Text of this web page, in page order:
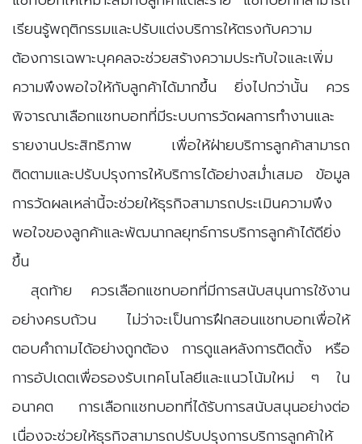
เรียนรู้พฤติกรรมและปรับแต่งบริการให้ตรงกับความ
ต้องการเฉพาะบุคคลจะช่วยสร้างความประทับใจและเพิ่ม
ความพึงพอใจให้กับลูกค้าได้มากขึ้น ยิ่งไปกว่านั้น ควร
พิจารณาเลือกแชทบอทที่มีระบบการวัดผลการทำงานและ
รายงานประสิทธิภาพ เพื่อให้ฝ่ายบริการลูกค้าสามารถ
ติดตามและปรับปรุงการให้บริการได้อย่างสม่ำเสมอ ข้อมูล
การวัดผลเหล่านี้จะช่วยให้ธุรกิจสามารถประเมินความพึง
พอใจของลูกค้าและพัฒนากลยุทธ์การบริการลูกค้าได้ดียิ่ง
ขึ้น
สุดท้าย ควรเลือกแชทบอทที่มีการสนับสนุนการใช้งาน
อย่างครบถ้วน ไม่ว่าจะเป็นการฝึกสอนแชทบอทเพื่อให้
ตอบคำถามได้อย่างถูกต้อง การดูแลหลังการติดตั้ง หรือ
การอัปเดตเพื่อรองรับเทคโนโลยีและแนวโน้มใหม่ ๆ ใน
อนาคต การเลือกแชทบอทที่ได้รับการสนับสนุนอย่างต่อ
เนื่องจะช่วยให้ธุรกิจสามารถปรับปรุงการบริการลูกค้าให้